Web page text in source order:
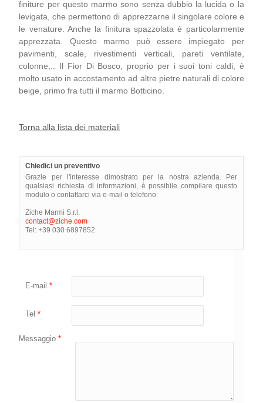
finiture per questo marmo sono senza dubbio la lucida o la
levigata, che permettono di apprezzarne il singolare colore e
le venature. Anche la finitura spazzolata è particolarmente
apprezzata. Questo marmo può essere impiegato per
pavimenti, scale, rivestimenti verticali, pareti ventilate,
colonne,.. Il Fior Di Bosco, proprio per i suoi toni caldi, è
molto usato in accostamento ad altre pietre naturali di colore
beige, primo fra tutti il marmo Botticino.
Torna alla lista dei materiali
Chiedici un preventivo
Grazie per l'interesse dimostrato per la nostra azienda. Per
qualsiasi richiesta di informazioni, è possibile compilare questo
modulo o contattarci via e-mail o telefono:
Ziche Marmi S.r.l.
contact@ziche.com
Tel: +39 030 6897852
E-mail*
Tel*
Messaggio*